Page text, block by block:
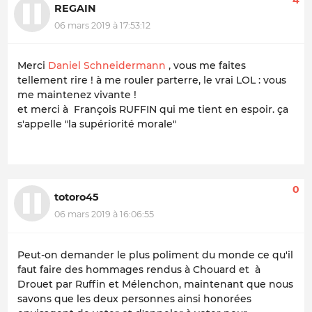
REGAIN
06 mars 2019 à 17:53:12
Merci Daniel Schneidermann , vous me faites
tellement rire ! à me rouler parterre, le vrai LOL : vous
me maintenez vivante !
et merci à François RUFFIN qui me tient en espoir. ça
s'appelle "la supériorité morale"
totoro45
06 mars 2019 à 16:06:55
0
Peut-on demander le plus poliment du monde ce qu'il
faut faire des hommages rendus à Chouard et à
Drouet par Ruffin et Mélenchon, maintenant que nous
savons que les deux personnes ainsi honorées